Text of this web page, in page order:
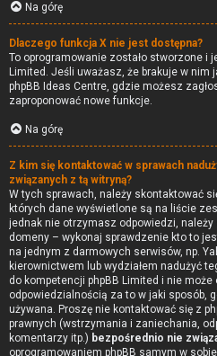
Na górę
Dlaczego funkcja X nie jest dostępna?
To oprogramowanie zostało stworzone i
Limited. Jeśli uważasz, że brakuje w nim
phpBB Ideas Centre, gdzie możesz
zaproponować nowe funkcje.
Na górę
Z kim się kontaktować w sprawach
związanych z tą witryną?
W tych sprawach, należy skontaktować
których dane wyświetlone są na liście
jednak nie otrzymasz odpowiedzi,
domeny – wykonaj sprawdzenie kto to
na jednym z darmowych serwisów, np.
kierownictwem lub wydziałem nadużyć
do kompetencji phpBB Limited i nie
odpowiedzialnością za to w jaki sposób,
używana. Proszę nie kontaktować się z
prawnych (wstrzymania i zaniechania,
komentarzy itp.) bezpośrednio nie
oprogramowaniem phpBB samym w